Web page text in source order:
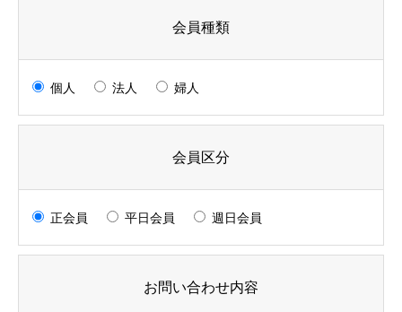
会員種類
個人 法人 婦人
会員区分
正会員 平日会員 週日会員
お問い合わせ内容